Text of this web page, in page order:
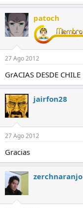
patoch
27 Ago 2012
GrACIAS DESDE CHILE
jairfon28
27 Ago 2012
Gracias
zerchnaranjo